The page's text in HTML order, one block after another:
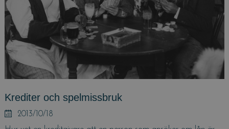
Krediter och spelmissbruk
Posted
on
2013/10/18